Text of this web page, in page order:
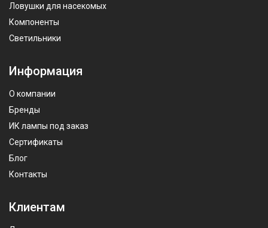
Ловушки для насекомых
Компоненты
Светильники
Информация
О компании
Бренды
ИК лампы под заказ
Сертификаты
Блог
Контакты
Клиентам